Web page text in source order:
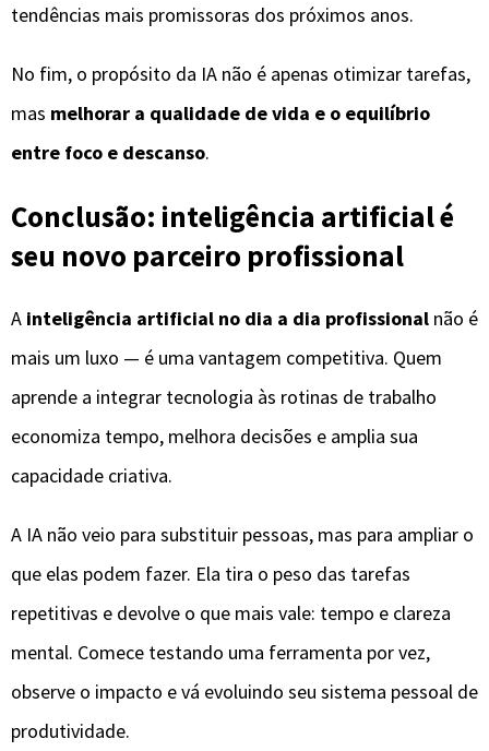
tendências mais promissoras dos próximos anos.
No fim, o propósito da IA não é apenas otimizar tarefas,
mas melhorar a qualidade de vida e o equilíbrio
entre foco e descanso.
Conclusão: inteligência artificial é
seu novo parceiro profissional
A inteligência artificial no dia a dia profissional não é
mais um luxo — é uma vantagem competitiva. Quem
aprende a integrar tecnologia às rotinas de trabalho
economiza tempo, melhora decisões e amplia sua
capacidade criativa.
A IA não veio para substituir pessoas, mas para ampliar o
que elas podem fazer. Ela tira o peso das tarefas
repetitivas e devolve o que mais vale: tempo e clareza
mental. Comece testando uma ferramenta por vez,
observe o impacto e vá evoluindo seu sistema pessoal de
produtividade.